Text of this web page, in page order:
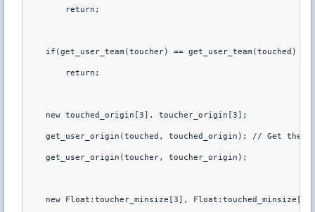
        return;
if(get_user_team(toucher) == get_user_team(touched)
        return;
    new touched_origin[3], toucher_origin[3];
get_user_origin(touched, touched_origin); // Get the
    get_user_origin(toucher, toucher_origin);
new Float:toucher_minsize[3],